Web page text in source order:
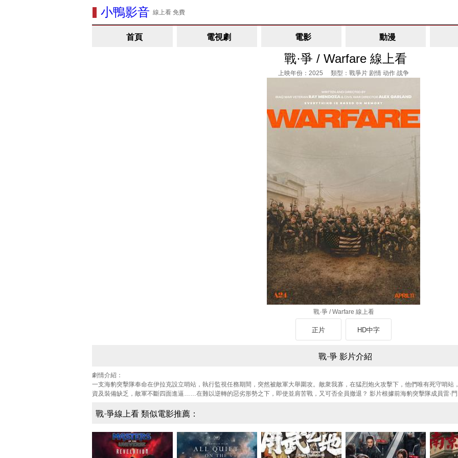
小鴨影音 線上看 免費
首頁 電視劇 電影 動漫
戰·爭 / Warfare 線上看
上映年份：2025 類型：戰爭片 剧情 动作 战争
戰·爭 / Warfare 線上看
正片 HD中字
戰·爭 影片介紹
劇情介紹：
一支海豹突擊隊奉命在伊拉克設立哨站，執行監視任務期間，突然被敵軍大舉圍攻。敵衆我寡，在猛烈炮火攻擊下，他們唯有死守哨
資及裝備缺乏，敵軍不斷四面進逼……在難以逆轉的惡劣形勢之下，即使並肩苦戰，又可否全員撤退？ 影片根據前海豹突擊隊成員雷·
戰·爭線上看 類似電影推薦：